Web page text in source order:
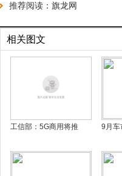
推荐阅读： 旗龙网
相关图文
工信部：5G商用将推 9月车